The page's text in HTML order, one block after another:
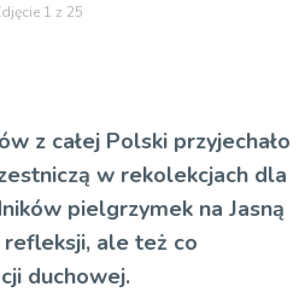
1 z 25
z całej Polski przyjechało
w rekolekcjach dla
pielgrzymek na Jasną
refleksji, ale też co
duchowej.